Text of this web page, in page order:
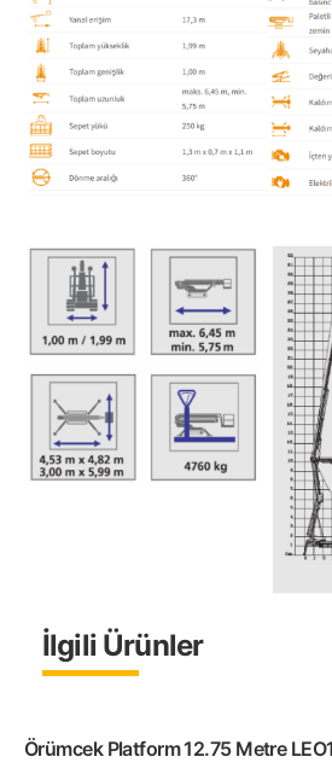
İlgili Ürünler
Örümcek Platform 12.75 Metre